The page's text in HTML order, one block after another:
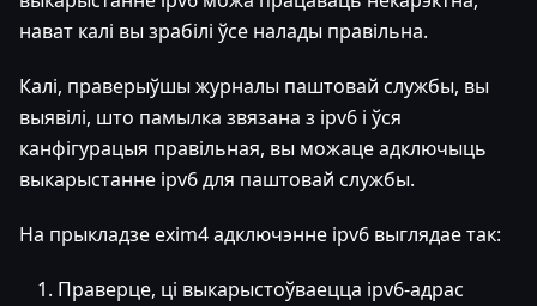
нават калі вы зрабілі ўсе налады правільна.
Калі, праверыўшы журналы паштовай службы, вы
выявілі, што памылка звязана з ipv6 і ўся
канфігурацыя правільная, вы можаце адключыць
выкарыстанне ipv6 для паштовай службы.
На прыкладзе exim4 адключэнне ipv6 выглядае так:
Праверце, ці выкарыстоўваецца ipv6-адрас